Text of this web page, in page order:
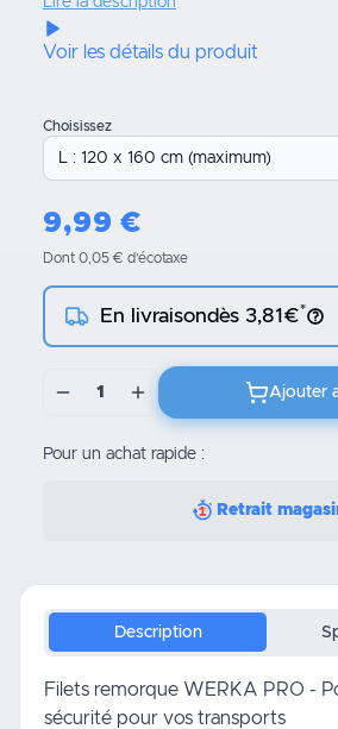
Voir les détails du produit
Choisissez
9,99 €
Dont 0,05 € d’écotaxe
En livraisondès 3,81€*
1 Ajouter
Pour un achat rapide :
Retrait
Description
Filets remorque WERKA PRO -
sécurité pour vos transports